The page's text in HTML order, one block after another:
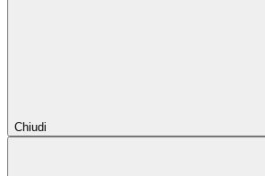
Chiudi